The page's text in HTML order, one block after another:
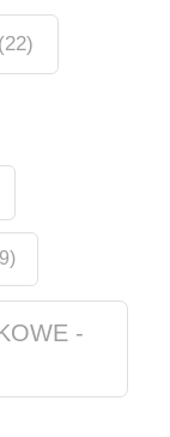
(22)
-